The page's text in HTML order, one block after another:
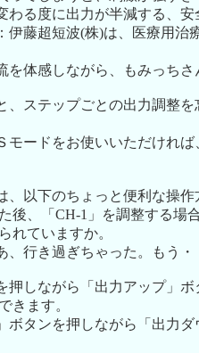
わる度に出力が半減する、
伊藤超短波(株)は、医療用治
を体感しながら、もみっち
、ステップごとの出力調整
モードをお使いいただけれ
、以下のちょっと便利な操
後、「CH-1」を調整する
れていますか。
、行き過ぎちゃった。もう
押しながら「出力アップ」
きます。
ボタンを押しながら「出力